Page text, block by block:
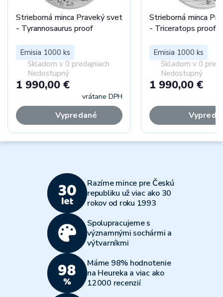
Strieborná minca Praveký svet
- Tyrannosaurus proof
Emisia 1000 ks
Skladom v 0 predajniach
Nedostupný
1 990,00 €
vrátane DPH
Vypredané
Strieborná minca
- Triceratops proof
Emisia 1000 ks
Skladom v 0
Nedostupný
1 990,00 €
Razíme mince pre Českú
republiku už viac ako 30
rokov od roku 1993
Spolupracujeme s
významnými sochármi a
výtvarníkmi
Máme 98% hodnotenie
na Heureka a viac ako
12000 recenzií